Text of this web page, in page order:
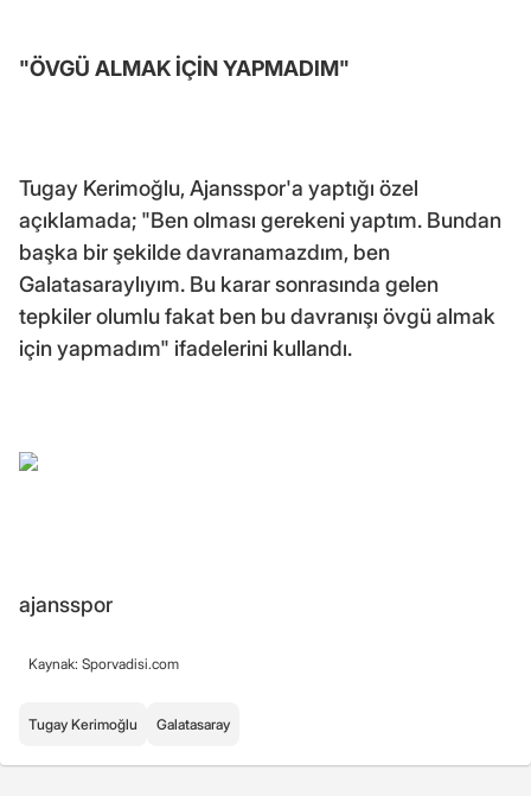
"ÖVGÜ ALMAK İÇİN YAPMADIM"
Tugay Kerimoğlu, Ajansspor'a yaptığı özel
açıklamada; "Ben olması gerekeni yaptım. Bundan
başka bir şekilde davranamazdım, ben
Galatasaraylıyım. Bu karar sonrasında gelen
tepkiler olumlu fakat ben bu davranışı övgü almak
için yapmadım" ifadelerini kullandı.
ajansspor
Kaynak: Sporvadisi.com
Tugay Kerimoğlu Galatasaray